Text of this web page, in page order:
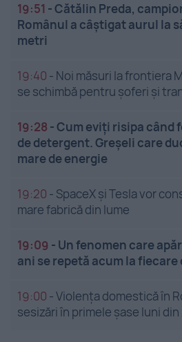
19:51 -Cătălin Preda,
Românul a câștigat aurul la
metri
19:40 - Noi măsuri la frontiera
se schimbă pentru șoferi și
19:28 -Cum eviți risipa când
de detergent. Greșeli care
mare de energie
19:20 - SpaceX și Tesla vor
mare fabrică din lume
19:09 - Un fenomen care
ani se repetă acum la
19:00 -Violența domestică în
sesizări în primele șase luni